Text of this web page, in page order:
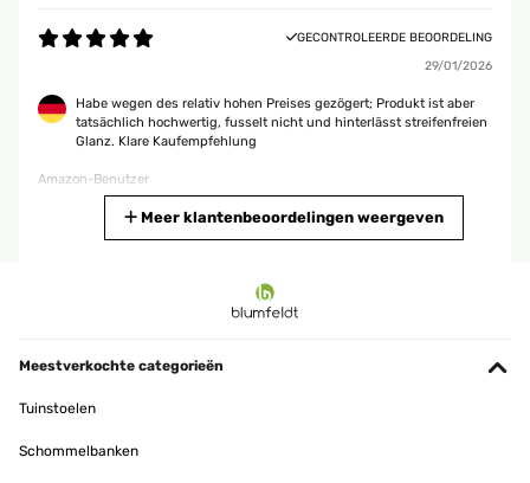
GECONTROLEERDE BEOORDELING
29/01/2026
Habe wegen des relativ hohen Preises gezögert; Produkt ist aber
tatsächlich hochwertig, fusselt nicht und hinterlässt streifenfreien
Glanz. Klare Kaufempfehlung
Amazon-Benutzer
Meer klantenbeoordelingen weergeven
Meestverkochte categorieën
Tuinstoelen
Schommelbanken